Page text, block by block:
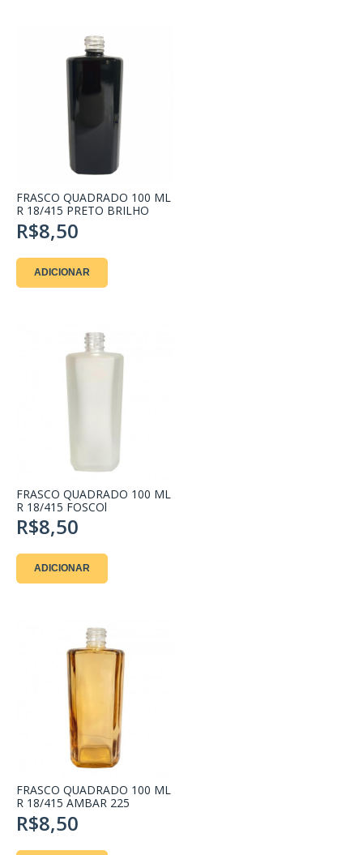
FRASCO QUADRADO 100 ML
R 18/415 PRETO BRILHO
R$8,50
ADICIONAR
FRASCO QUADRADO 100 ML
R 18/415 FOSCOl
R$8,50
ADICIONAR
FRASCO QUADRADO 100 ML
R 18/415 AMBAR 225
R$8,50